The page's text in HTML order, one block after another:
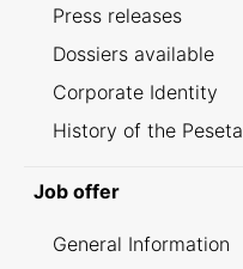
Press releases
Dossiers available
Corporate Identity
History of the Peseta
Job offer
General Information